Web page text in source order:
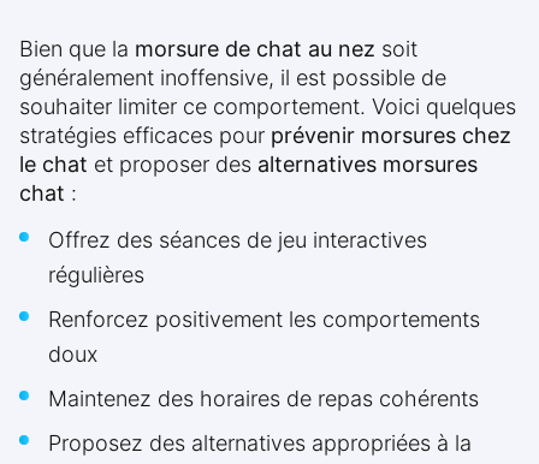
Bien que la morsure de chat au nez soit
généralement inoffensive, il est possible de
souhaiter limiter ce comportement. Voici quelques
stratégies efficaces pour prévenir morsures chez
le chat et proposer des alternatives morsures
chat :
Offrez des séances de jeu interactives
régulières
Renforcez positivement les comportements
doux
Maintenez des horaires de repas cohérents
Proposez des alternatives appropriées à la